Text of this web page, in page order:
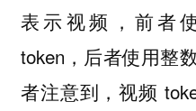
表示视频，前者
token，后者使用整
者注意到，视频